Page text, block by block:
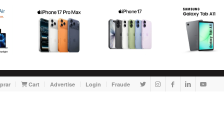
Cart Advertise Login Fraude